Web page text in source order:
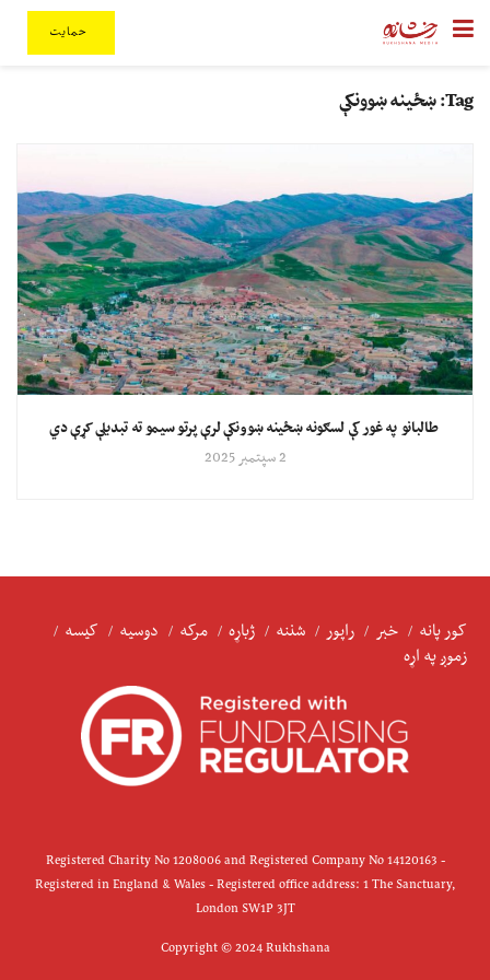
حمایت
Tag: ښځینه ښوونکې
طالبانو په غور کې لسګونه ښځینه ښوونکې لرې پرتو سیمو ته تبدیلې کړې دي
2 سپتمبر 2025
کور پانه خبر راپور شننه ژباړه مرکه دوسیه
کیسه
زموږ په اړه
Registered Charity No 1208006 and Registered Company No 14120163 -
Registered in England & Wales - Registered office address: 1 The Sanctuary,
London SW1P 3JT
Copyright © 2024 Rukhshana